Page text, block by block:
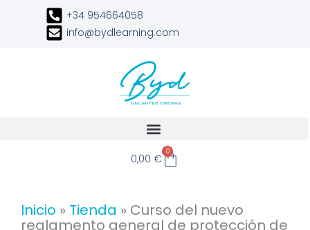
contenido
+34 954664058
info@bydlearning.com
0,00 €
0
Carrito
Inicio » Tienda » Curso del nuevo
reglamento general de protección de